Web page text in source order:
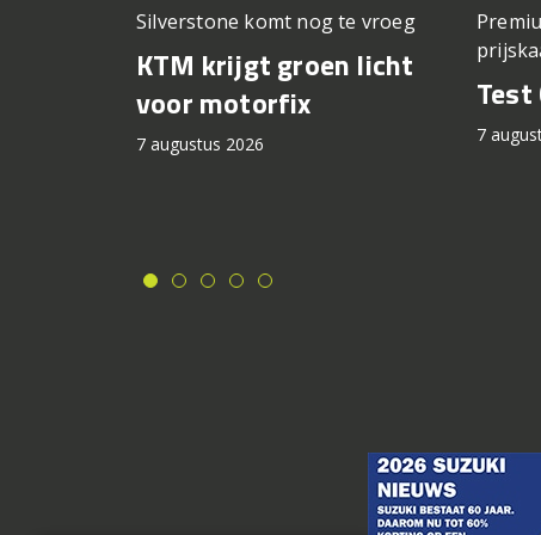
Silverstone komt nog te vroeg
KTM krijgt groen licht
voor motorfix
7 augustus 2026
Test
7